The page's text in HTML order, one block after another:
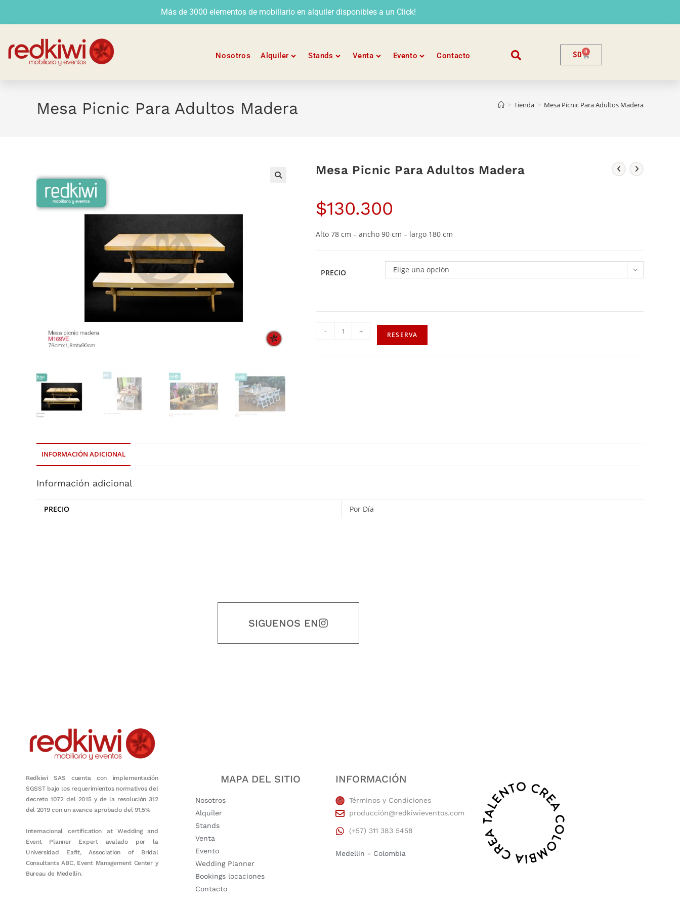
Más de 3000 elementos de mobiliario en alquiler disponibles a un Click!
Nosotros Alquiler Stands Venta Evento Contacto $0 0
Mesa Picnic Para Adultos Madera > Tienda > Mesa Picnic Para Adultos Madera
Mesa Picnic Para Adultos Madera
$130.300
Alto 78 cm – ancho 90 cm – largo 180 cm
PRECIO Elige una opción
- + RESERVA
INFORMACIÓN ADICIONAL
Información adicional
PRECIO Por Día
SIGUENOS EN
Redkiwi SAS cuenta con implementación
SGSST bajo los requerimientos normativos del
decreto 1072 del 2015 y de la resolución 312
del 2019 con un avance aprobado del 91,5%
Internacional certification at Wedding and
Event Planner Expert avalado por la
Universidad Eafit, Association of Bridal
Consultants ABC, Event Management Center y
Bureau de Medellín.
MAPA DEL SITIO
Nosotros
Alquiler
Stands
Venta
Evento
Wedding Planner
Bookings locaciones
Contacto
INFORMACIÓN
Términos y Condiciones
producción@redkiwieventos.com
(+57) 311 383 5458
Medellin - Colombia